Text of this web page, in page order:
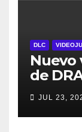
DLC
Nuevo
de
ZERO
JUL 23,